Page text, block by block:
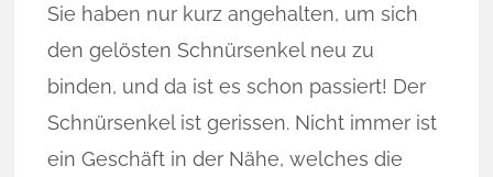
Sie haben nur kurz angehalten, um sich
den gelösten Schnürsenkel neu zu
binden, und da ist es schon passiert! Der
Schnürsenkel ist gerissen. Nicht immer ist
ein Geschäft in der Nähe, welches die